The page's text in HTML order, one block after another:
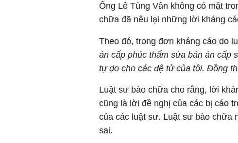
Ông Lê Tùng Vân không có mặt
chữa đã nêu lại những lời kháng
Theo đó, trong đơn kháng cáo do
án cấp phúc thẩm sửa bản án cấp
tự do cho các đệ tử của tôi. Đồng
Luật sư bào chữa cho rằng, lời
cũng là lời đề nghị của các bị cáo
của các luật sư. Luật sư bào chữa
sai.